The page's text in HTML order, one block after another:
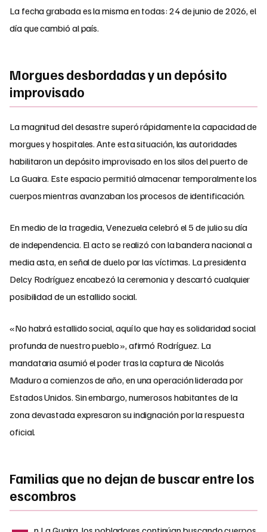
La fecha grabada es la misma en todas: 24 de junio de 2026, el
día que cambió al país.
Morgues desbordadas y un depósito
improvisado
La magnitud del desastre superó rápidamente la capacidad de
morgues y hospitales. Ante esta situación, las autoridades
habilitaron un depósito improvisado en los silos del puerto de
La Guaira. Este espacio permitió almacenar temporalmente los
cuerpos mientras avanzaban los procesos de identificación.
En medio de la tragedia, Venezuela celebró el 5 de julio su día
de independencia. El acto se realizó con la bandera nacional a
media asta, en señal de duelo por las víctimas. La presidenta
Delcy Rodríguez encabezó la ceremonia y descartó cualquier
posibilidad de un estallido social.
«No habrá estallido social, aquí lo que hay es solidaridad social
profunda de nuestro pueblo», afirmó Rodríguez. La
mandataria asumió el poder tras la captura de Nicolás
Maduro a comienzos de año, en una operación liderada por
Estados Unidos. Sin embargo, numerosos habitantes de la
zona devastada expresaron su indignación por la respuesta
oficial.
Familias que no dejan de buscar entre los
escombros